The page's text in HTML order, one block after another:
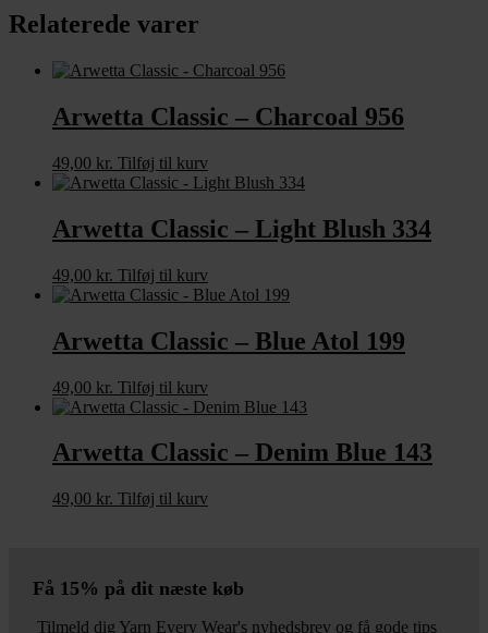
Relaterede varer
Arwetta Classic – Charcoal 956
49,00 kr. Tilføj til kurv
Arwetta Classic – Light Blush 334
49,00 kr. Tilføj til kurv
Arwetta Classic – Blue Atol 199
49,00 kr. Tilføj til kurv
Arwetta Classic – Denim Blue 143
49,00 kr. Tilføj til kurv
Få 15% på dit næste køb
Tilmeld dig Yarn Every Wear's nyhedsbrev og få gode tips